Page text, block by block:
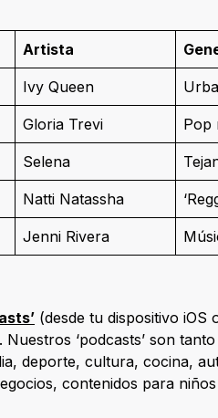
Artista
Ivy Queen
Gloria Trevi Pop
Selena
Natti Natassha
Jenni Rivera
(desde tu dispositivo iOS
‘podcasts’ son
deporte, cultura, cocina,
contenidos para